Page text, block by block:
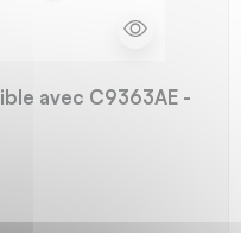
avec C9363AE -